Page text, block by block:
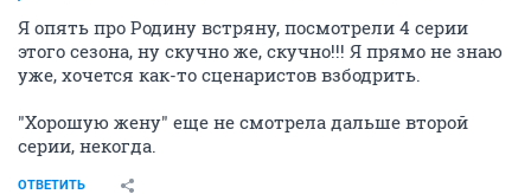
Я опять про Родину встряну, посмотрели 4 серии
этого сезона, ну скучно же, скучно!!! Я прямо не знаю
уже, хочется как-то сценаристов взбодрить.
"Хорошую жену" еще не смотрела дальше второй
серии, некогда.
ОТВЕТИТЬ